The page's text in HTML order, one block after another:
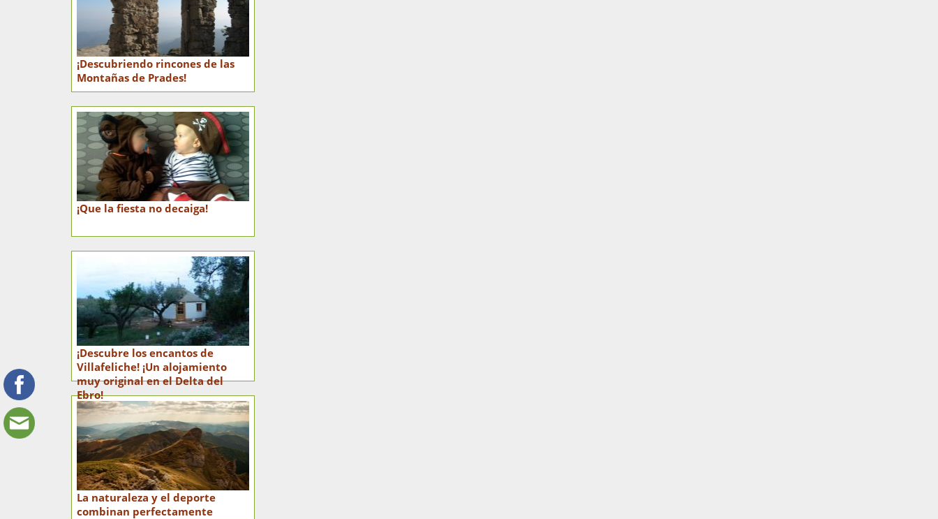
¡Descubriendo rincones de las
Montañas de Prades!
¡Que la fiesta no decaiga!
¡Descubre los encantos de
Villafeliche! ¡Un alojamiento
muy original en el Delta del
Ebro!
La naturaleza y el deporte
combinan perfectamente